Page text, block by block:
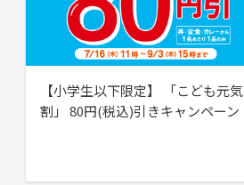
【小学生以下限定】 「こども元気
割」 80円(税込)引きキャンペーン